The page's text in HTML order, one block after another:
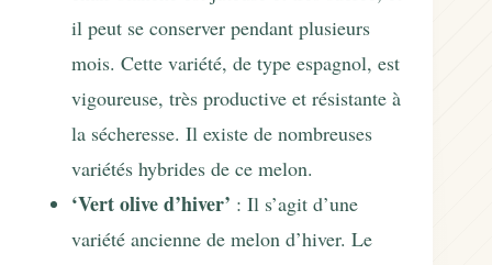
il peut se conserver pendant plusieurs
mois. Cette variété, de type espagnol, est
vigoureuse, très productive et résistante à
la sécheresse. Il existe de nombreuses
variétés hybrides de ce melon.
‘Vert olive d’hiver’ : Il s’agit d’une
variété ancienne de melon d’hiver. Le